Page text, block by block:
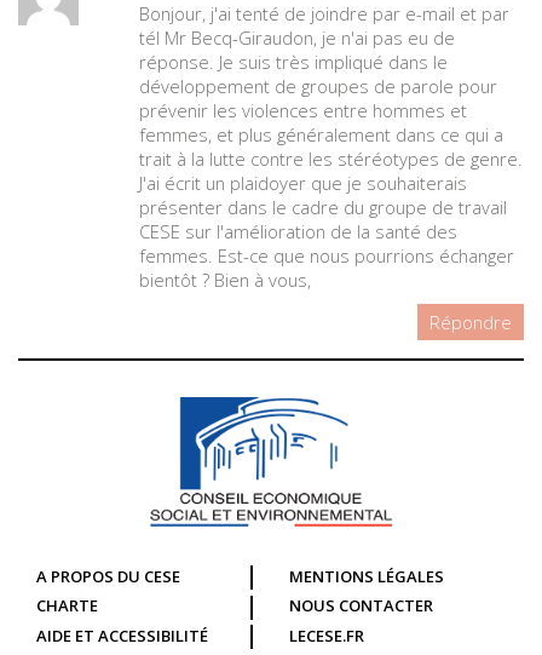
Bonjour, j'ai tenté de joindre par e-mail et par
tél Mr Becq-Giraudon, je n'ai pas eu de
réponse. Je suis très impliqué dans le
développement de groupes de parole pour
prévenir les violences entre hommes et
femmes, et plus généralement dans ce qui a
trait à la lutte contre les stéréotypes de genre.
J'ai écrit un plaidoyer que je souhaiterais
présenter dans le cadre du groupe de travail
CESE sur l'amélioration de la santé des
femmes. Est-ce que nous pourrions échanger
bientôt ? Bien à vous,
Répondre
A PROPOS DU CESE
MENTIONS LÉGALES
CHARTE
NOUS CONTACTER
AIDE ET ACCESSIBILITÉ
LECESE.FR